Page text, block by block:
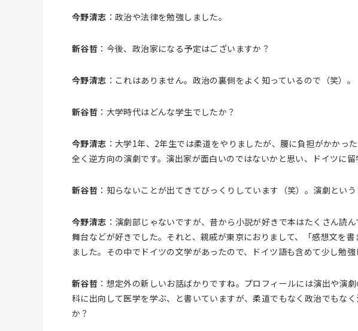
今野清志 ：政治や法律を勉強しました。
新谷哲 ：今後、政治家になる予定はございますか？
今野清志 ：これはありません。政治の裏側をよく知っているので（笑）。
新谷哲 ：大学時代はどんな学生でしたか？
今野清志 ：大学1年、2年生では柔道をやりましたが、腰に負担がかかっ
全く逆方向の演劇です。演出家が面白いのではないかと思い、ドイツに留
新谷哲 ：知らないことが出てきてびっくりしています（笑）。演劇とい
今野清志 ：演劇部じゃないですが、昔から小説が好きで本はたくさん読
舞台などが好きでした。それと、親戚が東京におりまして、「感想文を
ました。その中でドイツの文学があったので、ドイツ語も含めて少し勉強
新谷哲 ：想定外の新しいお話ばかりですね。プロフィールには演出や演
科に出向して医学を学ぶ、と書いていますが、柔道でもなく政治でもな
か？